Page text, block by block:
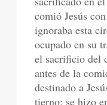
comió Jesús
ignoraba esta
ocupado en su
el sacrificio del
antes de la
destinado a
tierno; se hizo